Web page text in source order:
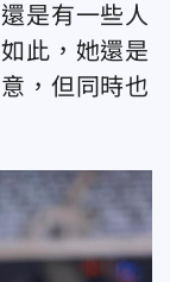
是有一些人
此，她還是
，但同時也